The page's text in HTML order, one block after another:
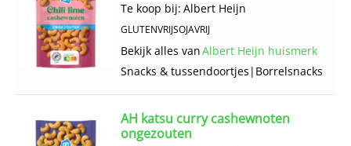
Te koop bij: Albert Heijn
GLUTENVRIJSOJAVRIJ
Bekijk alles vanAlbert Heijn huismerk
Snacks & tussendoortjes | Borrelsnacks
AH katsu curry cashewnoten
ongezouten